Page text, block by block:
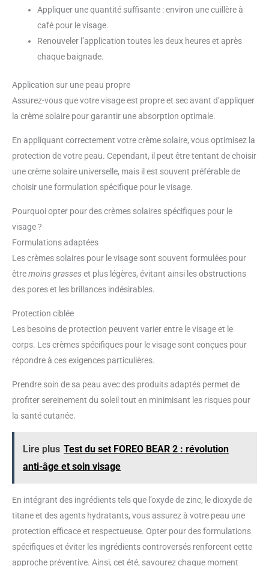
Appliquer une quantité suffisante : environ une cuillère à
café pour le visage.
Renouveler l’application toutes les deux heures et après
chaque baignade.
Application sur une peau propre
Assurez-vous que votre visage est propre et sec avant d’appliquer
la crème solaire pour garantir une absorption optimale.
En appliquant correctement votre crème solaire, vous optimisez la
protection de votre peau. Cependant, il peut être tentant de choisir
une crème solaire universelle, mais il est souvent préférable de
choisir une formulation spécifique pour le visage.
Pourquoi opter pour des crèmes solaires spécifiques pour le
visage ?
Formulations adaptées
Les crèmes solaires pour le visage sont souvent formulées pour
êtremoins grasseset plus légères, évitant ainsi les obstructions
des pores et les brillances indésirables.
Protection ciblée
Les besoins de protection peuvent varier entre le visage et le
corps. Les crèmes spécifiques pour le visage sont conçues pour
répondre à ces exigences particulières.
Prendre soin de sa peau avec des produits adaptés permet de
profiter sereinement du soleil tout en minimisant les risques pour
la santé cutanée.
Lire plus Test du set FOREO BEAR 2 : révolution
anti-âge et soin visage
En intégrant des ingrédients tels que l’oxyde de zinc, le dioxyde de
titane et des agents hydratants, vous assurez à votre peau une
protection efficace et respectueuse. Opter pour des formulations
spécifiques et éviter les ingrédients controversés renforcent cette
approche préventive. Ainsi, cet été, savourez chaque moment